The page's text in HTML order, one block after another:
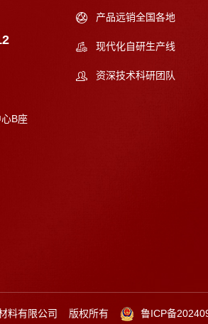
B座
产品远销全国各地
现代化自研生产线
资深技术科研团队
料有限公司 版权所有 鲁ICP备